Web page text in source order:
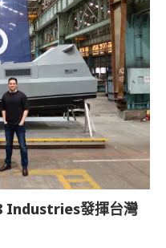
Industries發揮台灣